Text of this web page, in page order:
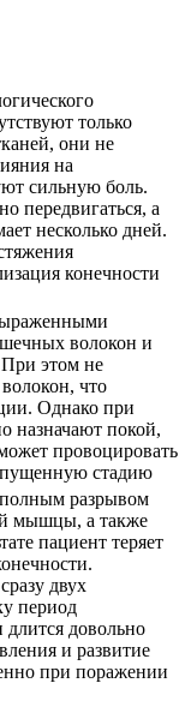
только
они не
на
сильную боль.
передвигаться, а
несколько дней.
конечности
волокон и
этом не
что
Однако при
назначают покой,
провоцировать
стадию
полным разрывом
мышцы, а также
пациент теряет
двух
период
довольно
и развитие
при поражении